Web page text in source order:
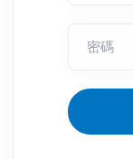
密碼